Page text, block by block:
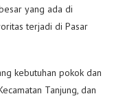
yang ada di
terjadi di Pasar
kebutuhan pokok dan
Tanjung, dan